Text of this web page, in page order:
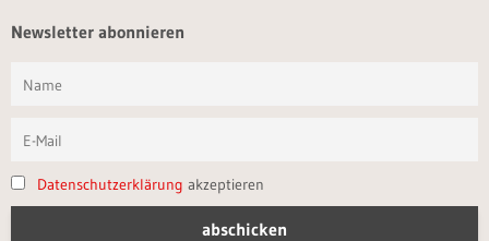
Newsletter abonnieren
Datenschutzerklärung akzeptieren